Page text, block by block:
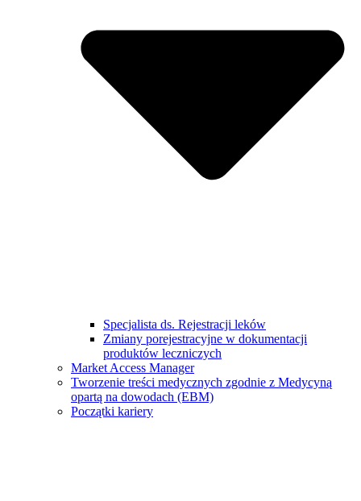
Specjalista ds. Rejestracji leków
Zmiany porejestracyjne w dokumentacji
produktów leczniczych
Market Access Manager
Tworzenie treści medycznych zgodnie z Medycyną
opartą na dowodach (EBM)
Początki kariery